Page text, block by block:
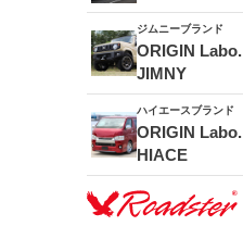
エアロシリーズ
ドリフトライン
風神(180SX)
フロントフェン
リアフェンダー
ジムニーブランド
ORIGIN Labo.
JIMNY
MUD-ZEUS
MUD-SR7
ハイエースブランド
ORIGIN Labo.
HIACE
エアロシリーズ